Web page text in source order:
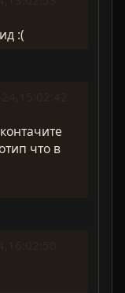
:(
что в